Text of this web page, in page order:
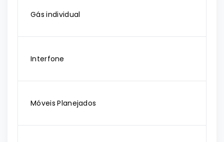
Gás individual
Interfone
Móveis Planejados